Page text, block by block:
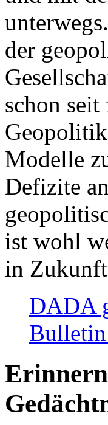
der
schon seit
Modelle
Defizite
ist wohl
in
DADA